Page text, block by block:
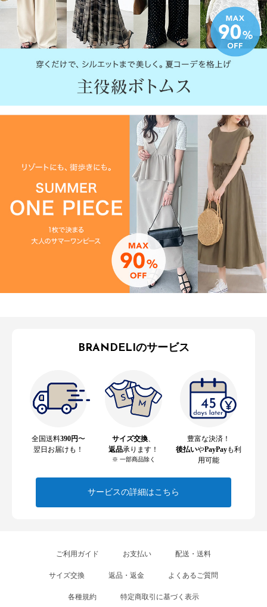
BRANDELIのサービス
全国送料390円〜
翌日お届けも！
サイズ交換
返品承ります！
※ 一部商品除く
豊富な決済！
後払いやPayPayも利
用可能
サービスの詳細はこちら
ご利用ガイド お支払い 配送・送料
サイズ交換 返品・返金 よくあるご質問
各種規約 特定商取引に基づく表示